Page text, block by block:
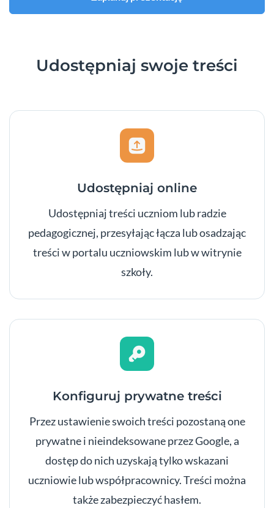
Udostępniaj swoje treści
Udostępniaj online
Udostępniaj treści uczniom lub radzie
pedagogicznej, przesyłając łącza lub osadzając
treści w portalu uczniowskim lub w witrynie
szkoły.
Konfiguruj prywatne treści
Przez ustawienie swoich treści pozostaną one
prywatne i nieindeksowane przez Google, a
dostęp do nich uzyskają tylko wskazani
uczniowie lub współpracownicy. Treści można
także zabezpieczyć hasłem.